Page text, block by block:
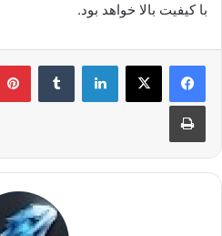
با کیفیت بالا خواهد بود.
لینکدین ‫تامبلر
چاپ